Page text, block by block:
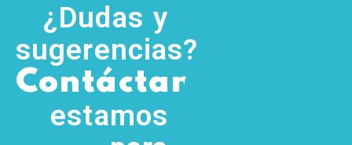
¿Dudas y
sugerencias?
Contáctanos
estamos